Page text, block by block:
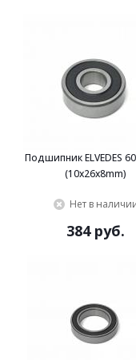
Подшипник ELVEDES
(10x26x8mm)
Нет в
384 руб.